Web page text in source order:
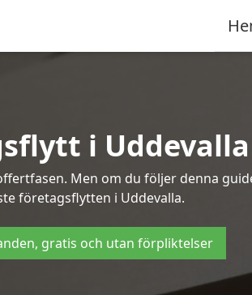
i Uddevalla
Men om du följer denna
företagsflytten i Uddevalla.
gratis och utan förpliktelser